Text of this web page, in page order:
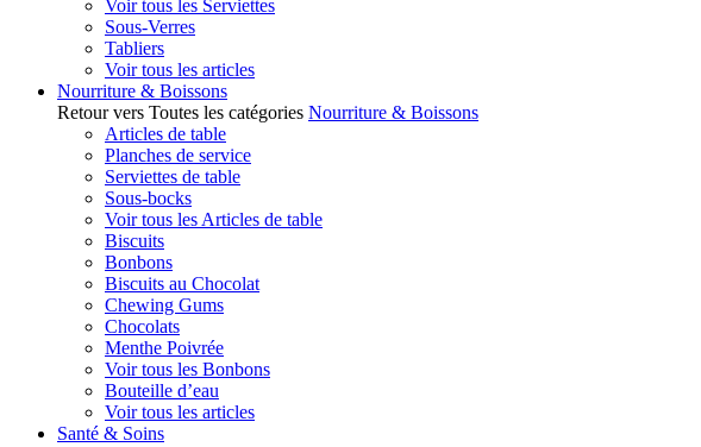
Voir tous les Serviettes
Sous-Verres
Tabliers
Voir tous les articles
Nourriture & Boissons
Retour vers Toutes les catégories Nourriture & Boissons
Articles de table
Planches de service
Serviettes de table
Sous-bocks
Voir tous les Articles de table
Biscuits
Bonbons
Biscuits au Chocolat
Chewing Gums
Chocolats
Menthe Poivrée
Voir tous les Bonbons
Bouteille d’eau
Voir tous les articles
Santé & Soins